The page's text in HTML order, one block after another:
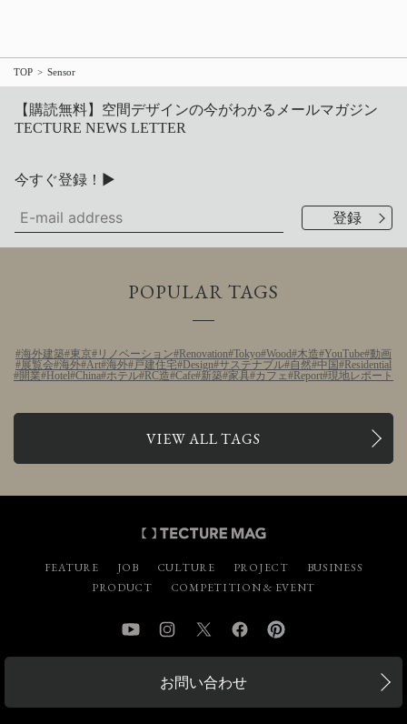
TOP Sensor
【購読無料】空間デザインの今がわかるメールマガジン
TECTURE NEWS LETTER
今すぐ登録！▶
POPULAR TAGS
海外建築 東京 リノベーション Renovation Tokyo Wood 木造 YouTube 動画
展覧会 海外 Art 海外 戸建住宅 Design サステナブル 自然 中国
Residential
開業
Hotel China ホテル RC造 Cafe 新築 家具 カフェ Report 現地レポート
VIEW ALL TAGS
FEATURE JOB CULTURE PROJECT
BUSINESS
PRODUCT
COMPETITION & EVENT
YouTube InstagramTwitter Facebook
お問い合わせ